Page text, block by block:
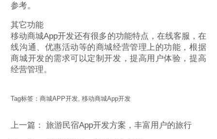
参考。
其它功能
移动商城App开发还有很多的功能特点，在线客服，在
线沟通、优惠活动等的商城经营管理上的功能，根据
商城开发的需求可以定制开发，提高用户体验，提高
经营管理。
Tag标签：商城APP开发,移动商城App开发
上一篇：旅游民宿App开发方案，丰富用户的旅行